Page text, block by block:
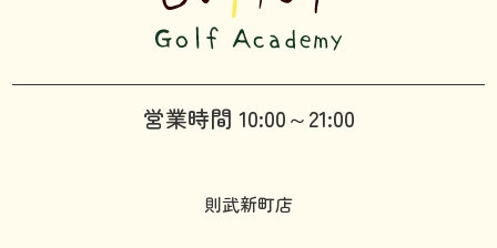
営業時間 10:00～21:00
則武新町店